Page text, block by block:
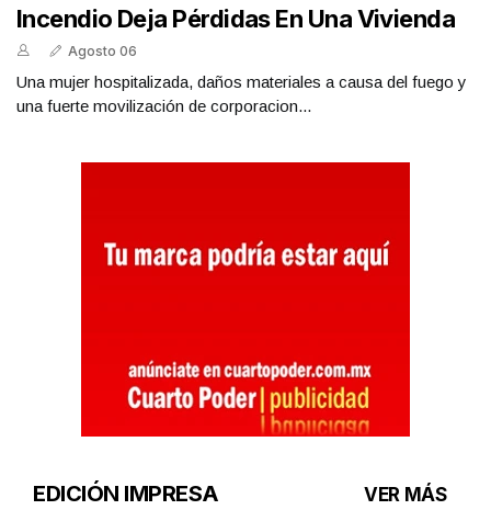
Incendio Deja Pérdidas En Una Vivienda
Agosto 06
Una mujer hospitalizada, daños materiales a causa del fuego y
una fuerte movilización de corporacion...
EDICIÓN IMPRESA VER MÁS